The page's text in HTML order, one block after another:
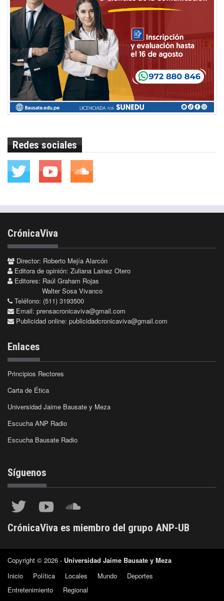
Redes sociales
CrónicaViva
Director: Roberto Mejía Alarcón
Editora de opinión: Zuliana Lainez Otero
Editores: Raúl Graham Rojas
Walter Sosa Vivanco
Teléfono: (511) 3193500
Email: prensacronicaviva@gmail.com
Publicidad online: publicidadcronicaviva@gmail.com
Enlaces
Principios Rectores
Carta de Ética
Universidad Jaime Bausate y Meza
Escucha ANP Radio
Escucha Bausate Radio
Síguenos
CrónicaViva es miembro del grupo ANP-UB
Copyright © 2026 - Universidad Jaime Bausate y Meza
Inicio
Política Locales Mundo
Deportes
Entretenimiento
Regional